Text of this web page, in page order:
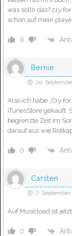
was solln das? cry
schon auf mein
0
Bernie
20.
Also ich habe „Cry
iTunesStore gekauft.
begrenzte Zeit im
darauf aus wie
0
Carsten
7. September
Auf Musicload ist
0